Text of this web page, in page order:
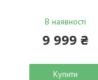
В наявності
9 999 ₴
Купити